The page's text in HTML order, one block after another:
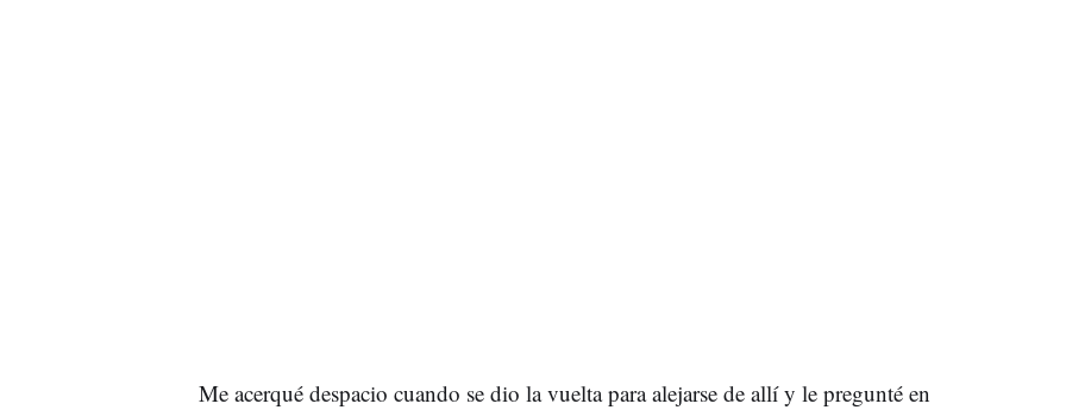
Me acerqué despacio cuando se dio la vuelta para alejarse de allí y le pregunté en